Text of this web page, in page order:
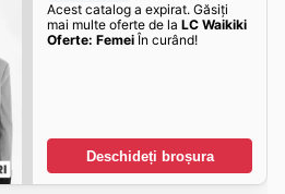
Acest catalog a expirat. Găsiți
mai multe oferte de la LC Waikiki
Oferte: FemeiÎn curând!
Deschideți broșura